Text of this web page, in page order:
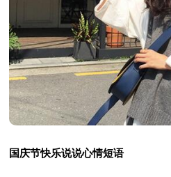
国庆节快乐说说心情短语